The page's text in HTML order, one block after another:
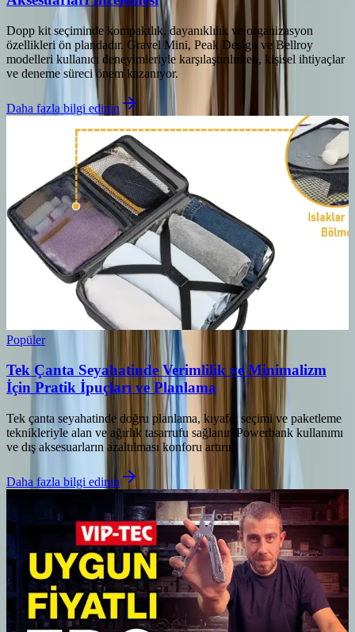
Dopp kit seçiminde kompaktlık, dayanıklılık ve organizasyon
özellikleri ön plandadır. Gravel Mini, Peak Design ve Bellroy
modelleri kullanıcı deneyimleriyle karşılaştırılırken, kişisel ihtiyaçlar
ve deneme süreci önem kazanıyor.
Daha fazla bilgi edinin
Popüler
Tek Çanta Seyahatinde Verimlilik ve Minimalizm
İçin Pratik İpuçları ve Planlama
Tek çanta seyahatinde doğru planlama, kıyafet seçimi ve paketleme
teknikleriyle alan ve ağırlık tasarrufu sağlanır. Powerbank kullanımı
ve dış aksesuarların azaltılması konforu artırır.
Daha fazla bilgi edinin